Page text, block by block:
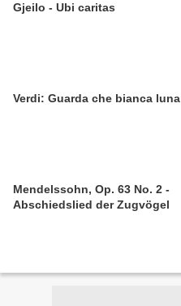
Gjeilo - Ubi caritas
Verdi: Guarda che bianca luna
Mendelssohn, Op. 63 No. 2 -
Abschiedslied der Zugvögel